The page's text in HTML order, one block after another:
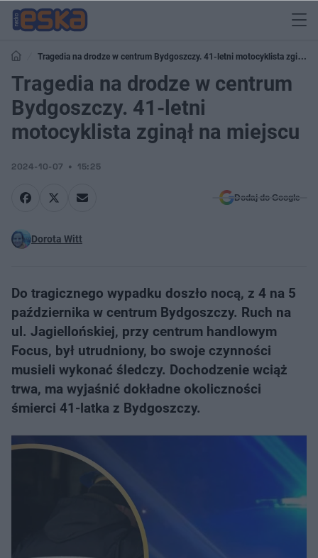
Tragedia na drodze w centrum Bydgoszczy. 41-letni motocyklista zginął
na miejscu
Tragedia na drodze w centrum
Bydgoszczy. 41-letni
motocyklista zginął na miejscu
2024-10-07 15:25
Dodaj do Google
Dorota Witt
Do tragicznego wypadku doszło nocą, z 4 na 5
października w centrum Bydgoszczy. Ruch na
ul. Jagiellońskiej, przy centrum handlowym
Focus, był utrudniony, bo swoje czynności
musieli wykonać śledczy. Dochodzenie wciąż
trwa, ma wyjaśnić dokładne okoliczności
śmierci 41-latka z Bydgoszczy.